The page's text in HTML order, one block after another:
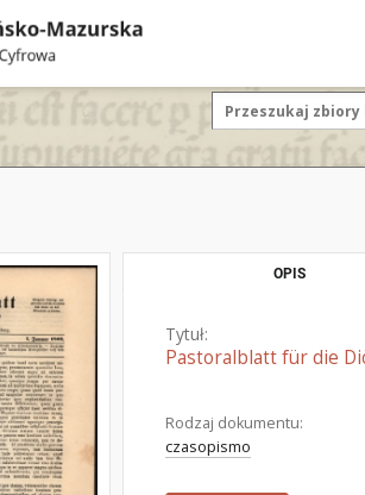
OPIS
Tytuł:
Pastoralblatt für die
Rodzaj dokumentu:
czasopismo